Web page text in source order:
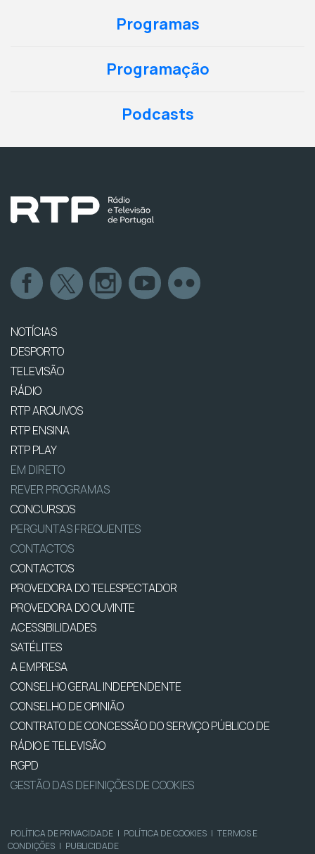
Programas
Programação
Podcasts
NOTÍCIAS
DESPORTO
TELEVISÃO
RÁDIO
RTP ARQUIVOS
RTP ENSINA
RTP PLAY
EM DIRETO
REVER PROGRAMAS
CONCURSOS
PERGUNTAS FREQUENTES
CONTACTOS
CONTACTOS
PROVEDORA DO TELESPECTADOR
PROVEDORA DO OUVINTE
ACESSIBILIDADES
SATÉLITES
A EMPRESA
CONSELHO GERAL INDEPENDENTE
CONSELHO DE OPINIÃO
CONTRATO DE CONCESSÃO DO SERVIÇO PÚBLICO DE
RÁDIO E TELEVISÃO
RGPD
GESTÃO DAS DEFINIÇÕES DE COOKIES
POLÍTICA DE PRIVACIDADE | POLÍTICA DE COOKIES | TERMOS E
CONDIÇÕES | PUBLICIDADE